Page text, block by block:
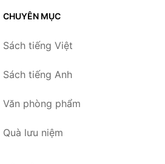
CHUYÊN MỤC
Sách tiếng Việt
Sách tiếng Anh
Văn phòng phẩm
Quà lưu niệm